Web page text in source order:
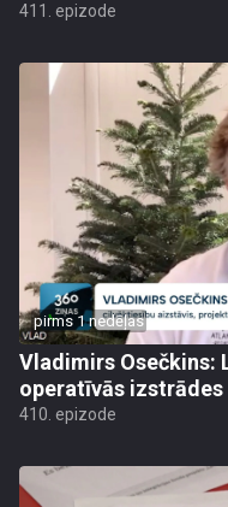
411. epizode
pirms 1 nedēļas
Vladimirs Osečkins:
operatīvās izstrādes
410. epizode